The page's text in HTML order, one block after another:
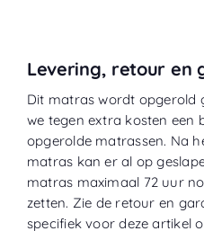
Levering, retour en
Dit matras wordt opgerold
we tegen extra kosten een
opgerolde matrassen. Na
matras kan er al op
matras maximaal 72 uur
zetten. Zie de retour en
specifiek voor deze artikel